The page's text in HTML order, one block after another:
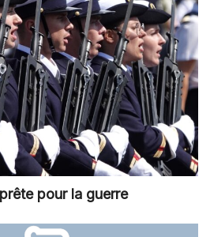
pour la guerre